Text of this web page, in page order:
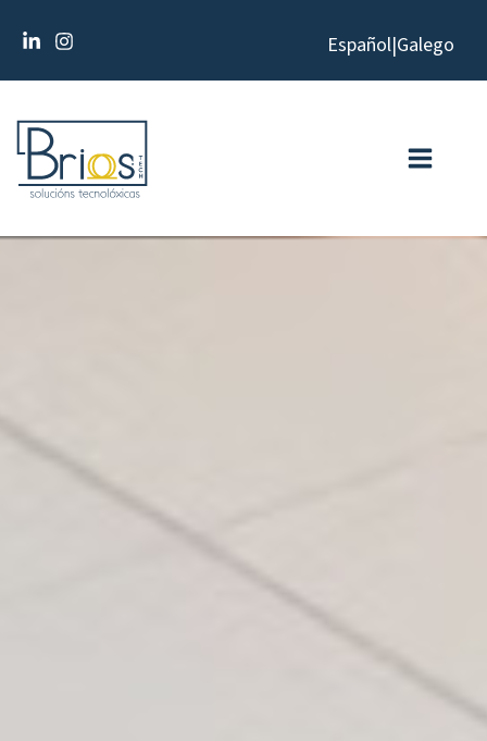
contido
Español|Galego